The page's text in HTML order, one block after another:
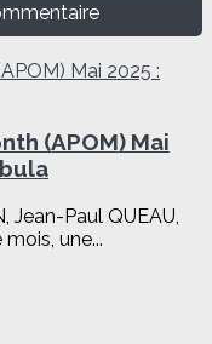
(APOM) Mai
Jean-Paul QUEAU,
une...